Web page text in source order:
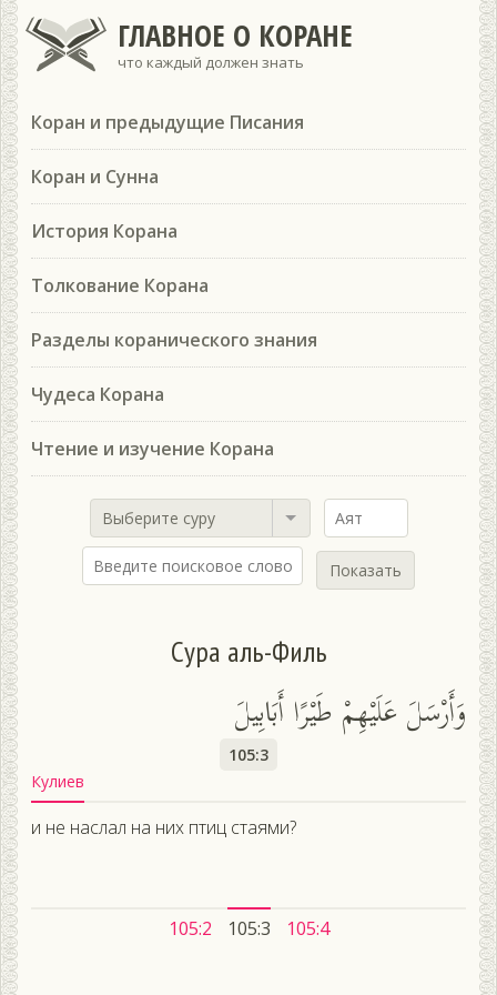
ГЛАВНОЕ О КОРАНЕ
что каждый должен знать
Коран и предыдущие Писания
Коран и Сунна
История Корана
Толкование Корана
Разделы коранического знания
Чудеса Корана
Чтение и изучение Корана
Выберите суру
Показать
Сура аль-Филь
وَأَرْسَلَ عَلَيْهِمْ طَيْرًا أَبَابِيلَ
105:3
Кулиев
и не наслал на них птиц стаями?
105:2 105:3 105:4